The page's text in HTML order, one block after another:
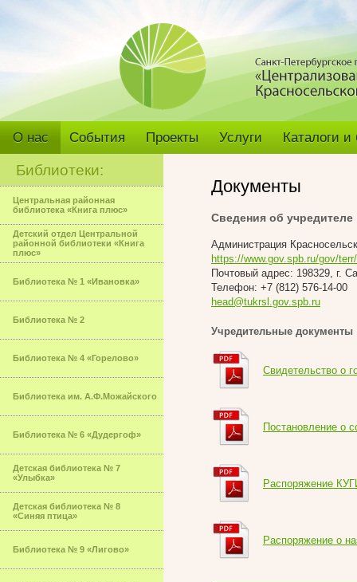
О нас События Проекты Услуги Каталоги
Библиотеки:
Центральная районная
библиотека «Книга плюс»
Детский отдел Центральной
районной библиотеки «Книга
плюс»
Библиотека № 1 «Ивановка»
Библиотека № 2
Библиотека № 4 «Горелово»
Библиотека им. А.Ф.Можайского
Библиотека № 6 «Дудергоф»
Детская библиотека № 7
«Улыбка»
Детская библиотека № 8
«Синяя птица»
Библиотека № 9 «Лигово»
Документы
Сведения об учредителе
Администрация
https://www.gov.spb.ru/gov/
Почтовый адрес: 198329, г.
Телефон: +7 (812) 576-14-00
head@tukrsl.gov.spb.ru
Учредительные документы
Свидетельство о
Постановление о
Распоряжение
Распоряжение о